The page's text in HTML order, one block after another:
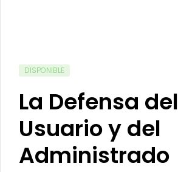
DISPONIBLE
La Defensa del
Usuario y del
Administrado